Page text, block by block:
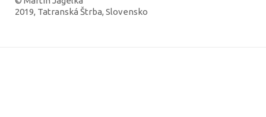
2019, Tatranská Štrba, Slovensko